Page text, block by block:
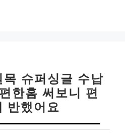
슈퍼싱글 수납
한홈 써보니 편
반했어요